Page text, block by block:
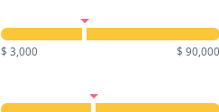
$ 3,000 $ 90,000